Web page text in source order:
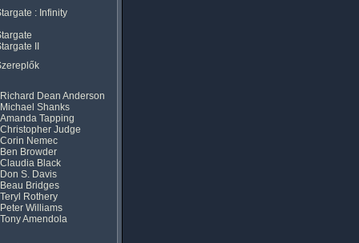
: Infinity
II
Richard Dean Anderson
Michael Shanks
Amanda Tapping
Christopher Judge
Corin Nemec
Ben Browder
Claudia Black
Don S. Davis
Beau Bridges
Teryl Rothery
Peter Williams
Tony Amendola